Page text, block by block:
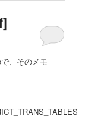
、そのメモ